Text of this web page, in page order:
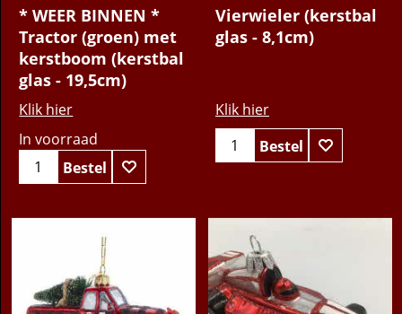
* WEER BINNEN *
Tractor (groen) met
kerstboom (kerstbal
glas - 19,5cm)
Klik hier
In voorraad
Bestel
Vierwieler (kerstbal
glas - 8,1cm)
Klik hier
Bestel